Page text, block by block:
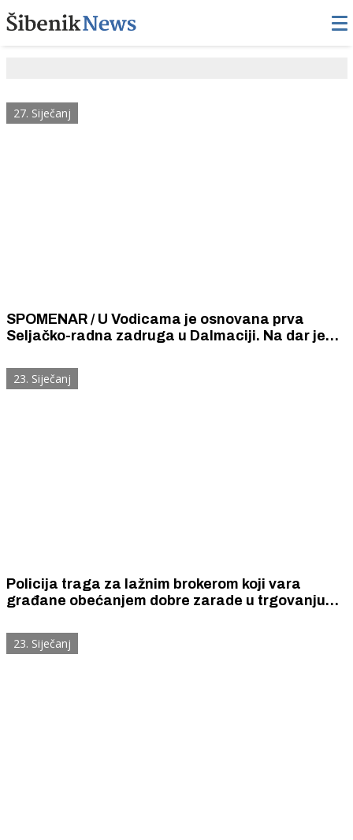
27. Siječanj
SPOMENAR / U Vodicama je osnovana prva
Seljačko-radna zadruga u Dalmaciji. Na dar je
kukuruz.
23. Siječanj
Policija traga za lažnim brokerom koji vara
građane obećanjem dobre zarade u trgovanju
alarmirao policiju.
23. Siječanj